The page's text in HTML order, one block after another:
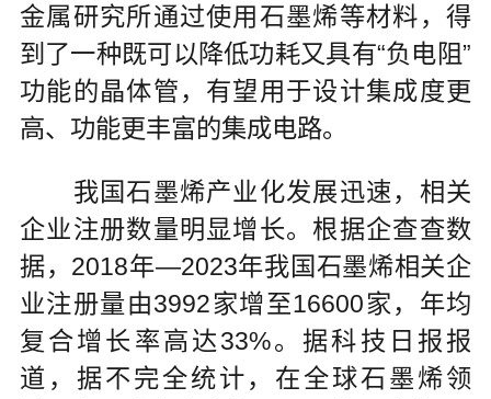
金属研究所通过使用石墨烯等材料，得
到了一种既可以降低功耗又具有“负电阻”
功能的晶体管，有望用于设计集成度更
高、功能更丰富的集成电路。
我国石墨烯产业化发展迅速，相关
企业注册数量明显增长。根据企查查数
据，2018年—2023年我国石墨烯相关企
业注册量由3992家增至16600家，年均
复合增长率高达33%。据科技日报报
道，据不完全统计，在全球石墨烯领